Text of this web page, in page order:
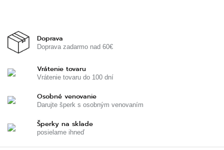
Doprava
Doprava zadarmo nad 60€
Vrátenie tovaru
Vrátenie tovaru do 100 dní
Osobné venovanie
Darujte šperk s osobným venovaním
Šperky na sklade
posielame ihneď